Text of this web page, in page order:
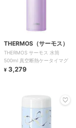
THERMOS（サーモス）
THERMOS サーモス 水筒
500ml 真空断熱ケータイマグ
¥ 3,279